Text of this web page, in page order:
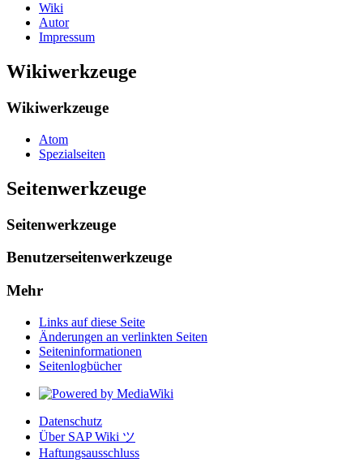
Wiki
Autor
Impressum
Wikiwerkzeuge
Wikiwerkzeuge
Atom
Spezialseiten
Seitenwerkzeuge
Seitenwerkzeuge
Benutzerseitenwerkzeuge
Mehr
Links auf diese Seite
Änderungen an verlinkten Seiten
Seiten­­informationen
Seitenlogbücher
Datenschutz
Über SAP Wiki ツ
Haftungsausschluss